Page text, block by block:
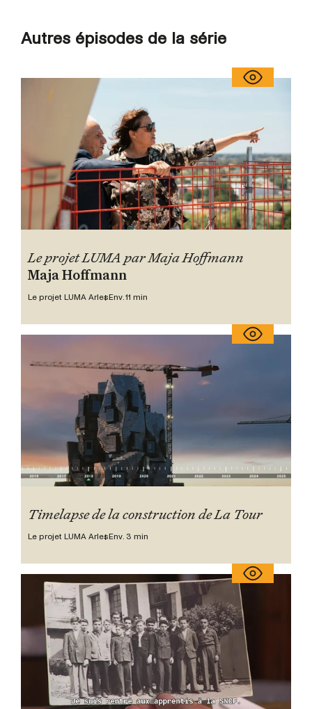
Autres épisodes de la série
Le projet LUMA par Maja Hoffmann
Maja Hoffmann
Le projet LUMA ArlesEnv. 11 min
Timelapse de la construction de La Tour
Le projet LUMA Arles Env. 3 min